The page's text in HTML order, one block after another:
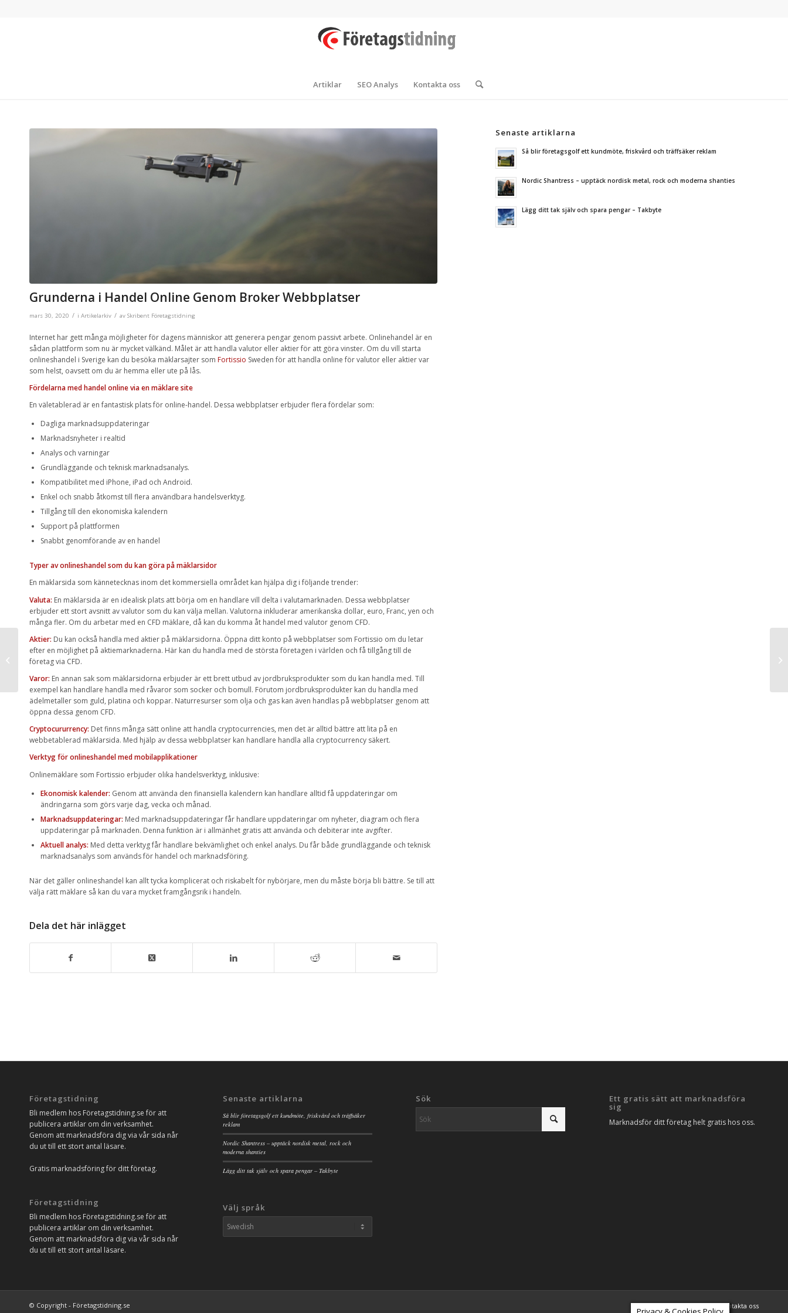
Artiklar SEO Analys Kontakta oss
Grunderna i Handel Online Genom Broker Webbplatser
mars 30, 2020 / i Artikelarkiv / av Skribent Företagstidning
Internet har gett många möjligheter för dagens människor att generera pengar genom passivt arbete. Onlinehandel är en
sådan plattform som nu är mycket välkänd. Målet är att handla valutor eller aktier för att göra vinster. Om du vill starta
onlineshandel i Sverige kan du besöka mäklarsajter som Fortissio Sweden för att handla online för valutor eller aktier var
som helst, oavsett om du är hemma eller ute på lås.
Fördelarna med handel online via en mäklare site
En väletablerad är en fantastisk plats för online-handel. Dessa webbplatser erbjuder flera fördelar som:
Dagliga marknadsuppdateringar
Marknadsnyheter i realtid
Analys och varningar
Grundläggande och teknisk marknadsanalys.
Kompatibilitet med iPhone, iPad och Android.
Enkel och snabb åtkomst till flera användbara handelsverktyg.
Tillgång till den ekonomiska kalendern
Support på plattformen
Snabbt genomförande av en handel
Typer av onlineshandel som du kan göra på mäklarsidor
En mäklarsida som kännetecknas inom det kommersiella området kan hjälpa dig i följande trender:
Valuta: En mäklarsida är en idealisk plats att börja om en handlare vill delta i valutamarknaden. Dessa webbplatser
erbjuder ett stort avsnitt av valutor som du kan välja mellan. Valutorna inkluderar amerikanska dollar, euro, Franc, yen och
många fler. Om du arbetar med en CFD mäklare, då kan du komma åt handel med valutor genom CFD.
Aktier: Du kan också handla med aktier på mäklarsidorna. Öppna ditt konto på webbplatser som Fortissio om du letar
efter en möjlighet på aktiemarknaderna. Här kan du handla med de största företagen i världen och få tillgång till de
företag via CFD.
Varor: En annan sak som mäklarsidorna erbjuder är ett brett utbud av jordbruksprodukter som du kan handla med. Till
exempel kan handlare handla med råvaror som socker och bomull. Förutom jordbruksprodukter kan du handla med
ädelmetaller som guld, platina och koppar. Naturresurser som olja och gas kan även handlas på webbplatser genom att
öppna dessa genom CFD.
Cryptocururrency: Det finns många sätt online att handla cryptocurrencies, men det är alltid bättre att lita på en
webbetablerad mäklarsida. Med hjälp av dessa webbplatser kan handlare handla alla cryptocurrency säkert.
Verktyg för onlineshandel med mobilapplikationer
Onlinemäklare som Fortissio erbjuder olika handelsverktyg, inklusive:
Ekonomisk kalender: Genom att använda den finansiella kalendern kan handlare alltid få uppdateringar om
ändringarna som görs varje dag, vecka och månad.
Marknadsuppdateringar: Med marknadsuppdateringar får handlare uppdateringar om nyheter, diagram och flera
uppdateringar på marknaden. Denna funktion är i allmänhet gratis att använda och debiterar inte avgifter.
Aktuell analys: Med detta verktyg får handlare bekvämlighet och enkel analys. Du får både grundläggande och teknisk
marknadsanalys som används för handel och marknadsföring.
När det gäller onlineshandel kan allt tycka komplicerat och riskabelt för nybörjare, men du måste börja bli bättre. Se till att
välja rätt mäklare så kan du vara mycket framgångsrik i handeln.
Dela det här inlägget
Senaste artiklarna
Så blir företagsgolf ett kundmöte, friskvård och träffsäker reklam
Nordic Shantress – upptäck nordisk metal, rock och moderna shanties
Lägg ditt tak själv och spara pengar – Takbyte
Företagstidning
Bli medlem hos Företagstidning.se för att
publicera artiklar om din verksamhet.
Genom att marknadsföra dig via vår sida når
du ut till ett stort antal läsare.
Gratis marknadsföring för ditt företag.
Företagstidning
Bli medlem hos Företagstidning.se för att
publicera artiklar om din verksamhet.
Genom att marknadsföra dig via vår sida når
du ut till ett stort antal läsare.
Senaste artiklarna
Så blir företagsgolf ett kundmöte, friskvård och träffsäker
reklam
Nordic Shantress – upptäck nordisk metal, rock och
moderna shanties
Lägg ditt tak själv och spara pengar – Takbyte
Välj språk
Sök Ett gratis sätt att marknadsföra
sig
Marknadsför ditt företag helt gratis hos oss.
© Copyright - Företagstidning.se Artiklar SEO Analys Kontakta oss
Vad är ett passivhus
och varför är det bra
för miljön och
samhället?